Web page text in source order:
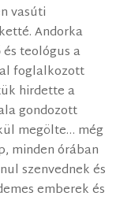
vasúti
Andorka
teológus a
foglalkozott
hirdette a
gondozott
megölte… még
minden órában
szenvednek és
emberek és